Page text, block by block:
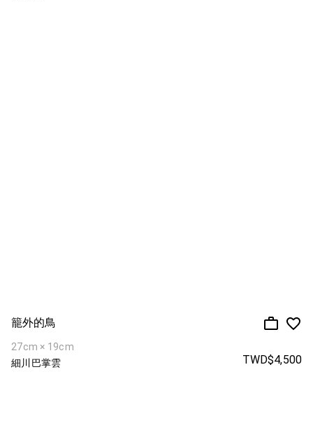
籠外的鳥
27cm × 19cm
細川巴掌雲
TWD$4,500